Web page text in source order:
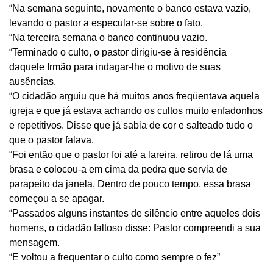
“Na semana seguinte, novamente o banco estava vazio,
levando o pastor a especular-se sobre o fato.
“Na terceira semana o banco continuou vazio.
“Terminado o culto, o pastor dirigiu-se à residência
daquele Irmão para indagar-lhe o motivo de suas
ausências.
“O cidadão arguiu que há muitos anos freqüentava aquela
igreja e que já estava achando os cultos muito enfadonhos
e repetitivos. Disse que já sabia de cor e salteado tudo o
que o pastor falava.
“Foi então que o pastor foi até a lareira, retirou de lá uma
brasa e colocou-a em cima da pedra que servia de
parapeito da janela. Dentro de pouco tempo, essa brasa
começou a se apagar.
“Passados alguns instantes de silêncio entre aqueles dois
homens, o cidadão faltoso disse: Pastor compreendi a sua
mensagem.
“E voltou a frequentar o culto como sempre o fez”